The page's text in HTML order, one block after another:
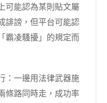
可能認為某則貼文屬
誹謗，但平台可能認
霸凌騷擾」的規定而
：一邊用法律武器施
條路同時走，成功率